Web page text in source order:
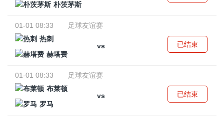
朴茨茅斯
01-01 08:33
足球友谊赛
热刺
vs
赫塔费
已结束
01-01 08:33
足球友谊赛
布莱顿
vs
罗马
已结束